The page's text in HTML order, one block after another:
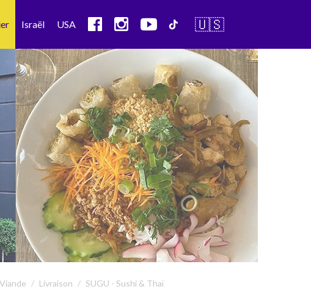
Israël USA 🇺🇸
Viande Livraison SUGU - Sushi & Thaï